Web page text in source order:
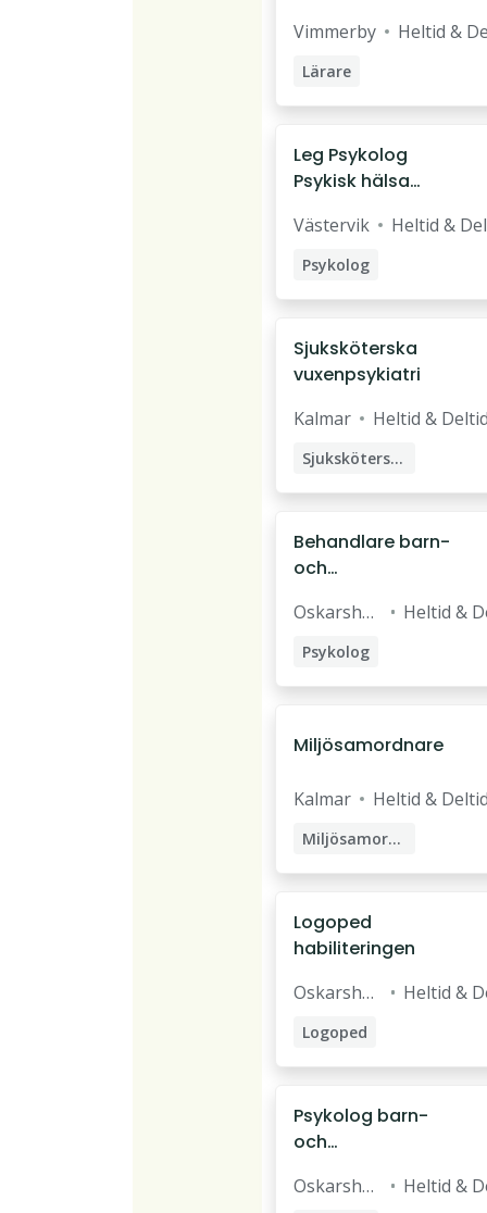
ng
Vimmerby Heltid &
Lärare
Pedagog
Vårdadministratör
Medicinsk sekreterare
Leg Psykolog
Psykisk hälsa
hälsocentral
Västervik
Västervik Heltid &
Psykolog
Sjuksköterska
vuxenpsykiatri
Kalmar Heltid &
Sjuksköterska
Behandlare barn-
och
Oskarsha
Heltid &
Psykolog
Socionom
Miljösamordnare
Kalmar Heltid &
Miljösamordnare
Logoped
habiliteringen
Oskarsha
Heltid &
Logoped
Psykolog barn-
och
Oskarsha
Heltid &